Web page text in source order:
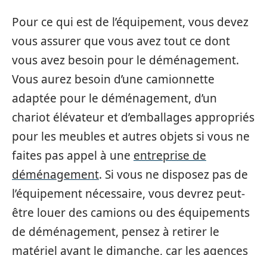
Pour ce qui est de l’équipement, vous devez
vous assurer que vous avez tout ce dont
vous avez besoin pour le déménagement.
Vous aurez besoin d’une camionnette
adaptée pour le déménagement, d’un
chariot élévateur et d’emballages appropriés
pour les meubles et autres objets si vous ne
faites pas appel à une entreprise de
déménagement. Si vous ne disposez pas de
l’équipement nécessaire, vous devrez peut-
être louer des camions ou des équipements
de déménagement, pensez à retirer le
matériel avant le dimanche, car les agences